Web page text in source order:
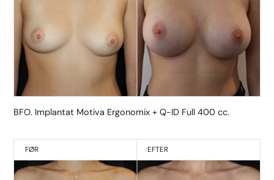
BFO. Implantat Motiva Ergonomix + Q-ID Full 400 cc.
FØR EFTER